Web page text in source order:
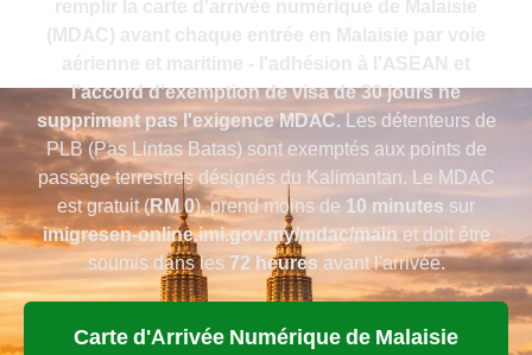
l'accord d'exemption de visa de 30 jours ne
suppriment pas l'exigence MDAC.Les détenteurs de
PLB (Pas Lintas Batas) sont exemptés aux points de
passage terrestres désignés du Kalimantan. Le MDAC
est gratuit (RM 0), prend moins de 10 minutes sur
imigresen-online.imi.gov.my/mdac/main et doit être
soumis dans les72 heures avant l'arrivée.
Carte d'Arrivée Numérique de Malaisie